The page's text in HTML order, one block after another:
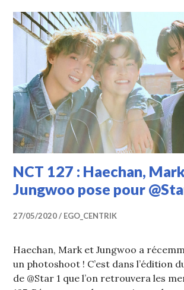
NCT 127 : Haechan,
Jungwoo pose pour
27/05/2020 EGO_CENTRIK
Haechan, Mark et Jungwoo a
un photoshoot ! C’est dans l’édition
de @Star 1 que l’on retrouvera les